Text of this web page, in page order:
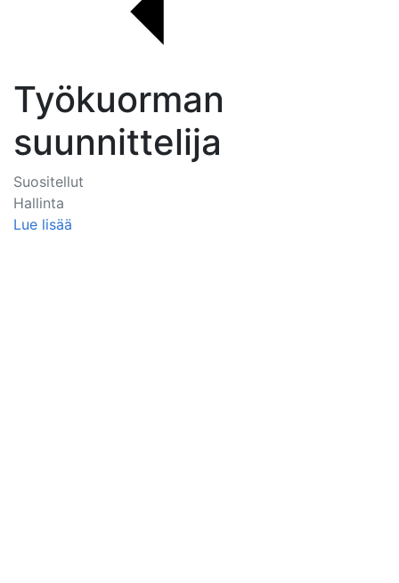
Työkuorman
suunnittelija
Suositellut
Hallinta
Lue lisää